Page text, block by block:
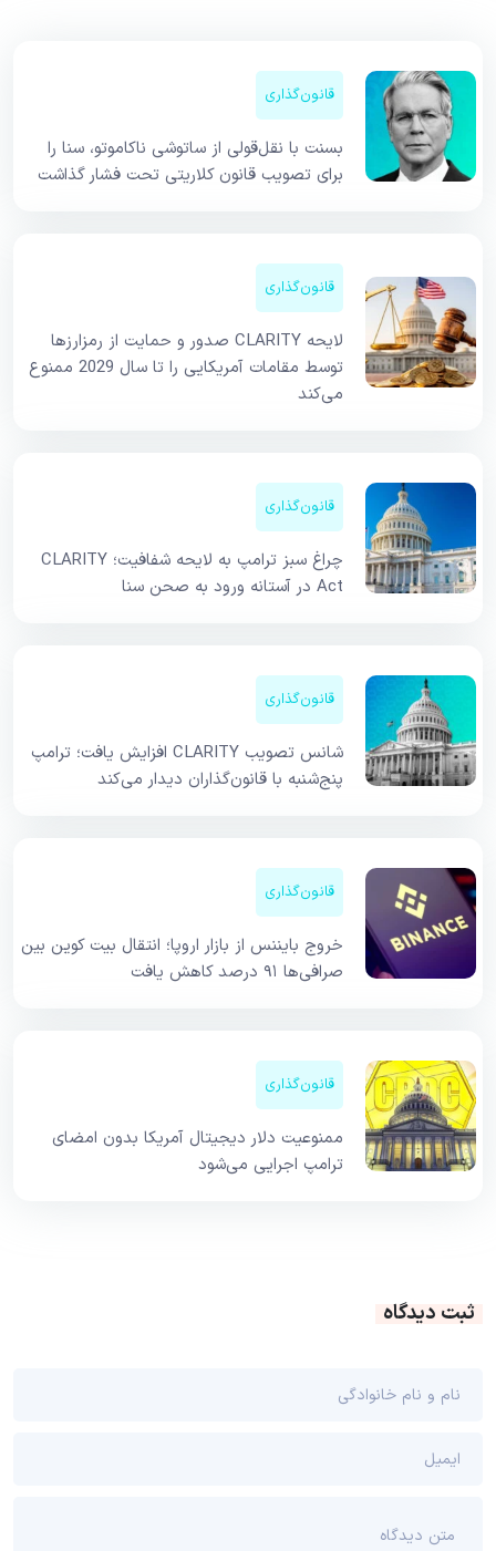
قانون‌گذاری
بسنت با نقل‌قولی از ساتوشی ناکاموتو، سنا را
برای تصویب قانون کلاریتی تحت فشار گذاشت
قانون‌گذاری
لایحه CLARITY صدور و حمایت از رمزارزها
توسط مقامات آمریکایی را تا سال 2029 ممنوع
می‌کند
قانون‌گذاری
چراغ سبز ترامپ به لایحه شفافیت؛ CLARITY
Act در آستانه ورود به صحن سنا
قانون‌گذاری
شانس تصویب CLARITY افزایش یافت؛ ترامپ
پنج‌شنبه با قانون‌گذاران دیدار می‌کند
قانون‌گذاری
خروج بایننس از بازار اروپا؛ انتقال بیت کوین بین
صرافی‌ها ۹۱ درصد کاهش یافت
قانون‌گذاری
ممنوعیت دلار دیجیتال آمریکا بدون امضای
ترامپ اجرایی می‌شود
ثبت دیدگاه